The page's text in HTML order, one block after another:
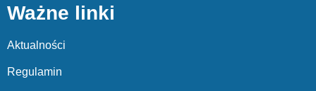
Ważne linki
Aktualności
Regulamin